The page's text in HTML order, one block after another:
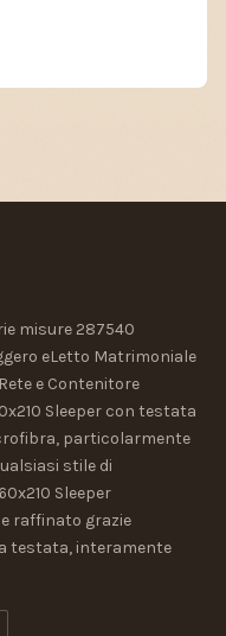
misure 287540
eLetto Matrimoniale
e Contenitore
Sleeper con testata
particolarmente
stile di
Sleeper
raffinato grazie
testata, interamente